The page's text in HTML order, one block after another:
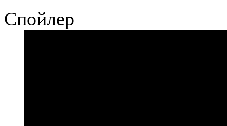
Спойлер